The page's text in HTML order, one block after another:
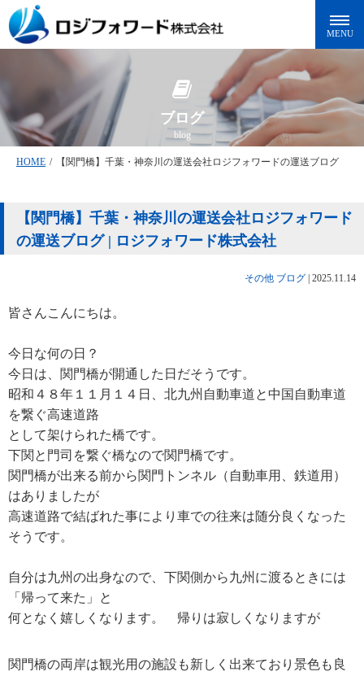
ブログ
blog
HOME / 【関門橋】千葉・神奈川の運送会社ロジフォワードの運送ブログ
【関門橋】千葉・神奈川の運送会社ロジフォワード
の運送ブログ | ロジフォワード株式会社
その他 ブログ 2025.11.14
皆さんこんにちは。
今日な何の日？
今日は、関門橋が開通した日だそうです。
昭和４８年１１月１４日、北九州自動車道と中国自動車道
を繋ぐ高速道路
として架けられた橋です。
下関と門司を繋ぐ橋なので関門橋です。
関門橋が出来る前から関門トンネル（自動車用、鉄道用）
はありましたが
高速道路で結ばれた事により車での往来は随分良くなった
そうです。
自分は九州の出身なので、下関側から九州に渡るときには
「帰って来た」と
何となく嬉しくなります。 帰りは寂しくなりますが
関門橋の両岸は観光用の施設も新しく出来ており景色も良